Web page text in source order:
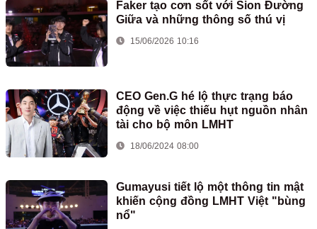
Faker tạo cơn sốt với Sion Đường
Giữa và những thông số thú vị
15/06/2026 10:16
CEO Gen.G hé lộ thực trạng báo
động về việc thiếu hụt nguồn nhân
tài cho bộ môn LMHT
18/06/2024 08:00
Gumayusi tiết lộ một thông tin mật
khiến cộng đồng LMHT Việt "bùng
nổ"